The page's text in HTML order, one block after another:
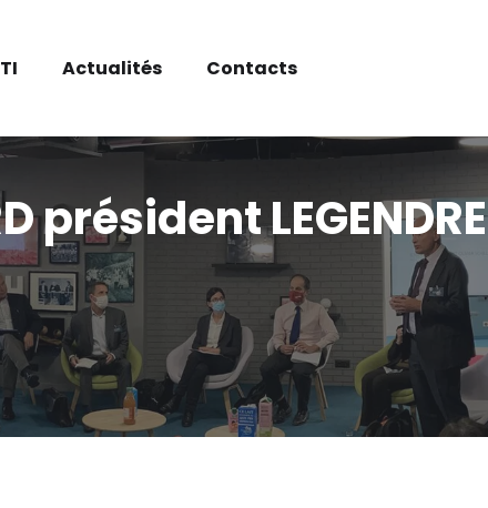
Actualités Contacts
président LEGENDRE